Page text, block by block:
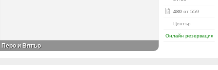
480 от 559
Център
Онлайн резервация
Перо и Вятър